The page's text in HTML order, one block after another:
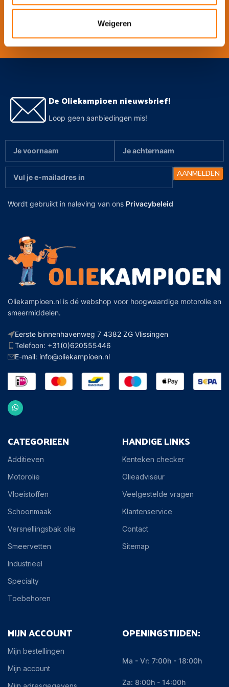
Weigeren
Meer over Oliekampioen zakelijk
De Oliekampioen nieuwsbrief!
Loop geen aanbiedingen mis!
Wordt gebruikt in naleving van ons Privacybeleid
Oliekampioen.nl is dé webshop voor hoogwaardige motorolie en
smeermiddelen.
Eerste binnenhavenweg 7 4382 ZG Vlissingen
Telefoon: +31(0)620555446
E-mail: info@oliekampioen.nl
CATEGORIEEN
Additieven
Motorolie
Vloeistoffen
Schoonmaak
Versnellingsbak olie
Smeervetten
Industrieel
Specialty
Toebehoren
HANDIGE LINKS
Kenteken checker
Olieadviseur
Veelgestelde vragen
Klantenservice
Contact
Sitemap
MIJN ACCOUNT
Mijn bestellingen
Mijn account
OPENINGSTIJDEN:
Ma - Vr: 7:00h - 18:00h
Za: 8:00h - 14:00h